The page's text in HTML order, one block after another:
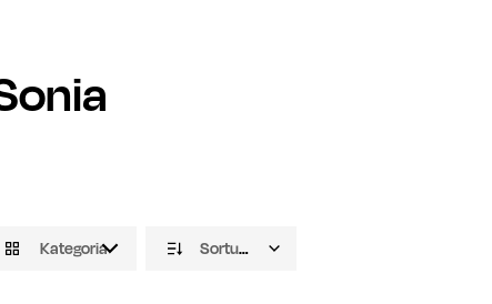
Kategoria Sortuj domyślnie